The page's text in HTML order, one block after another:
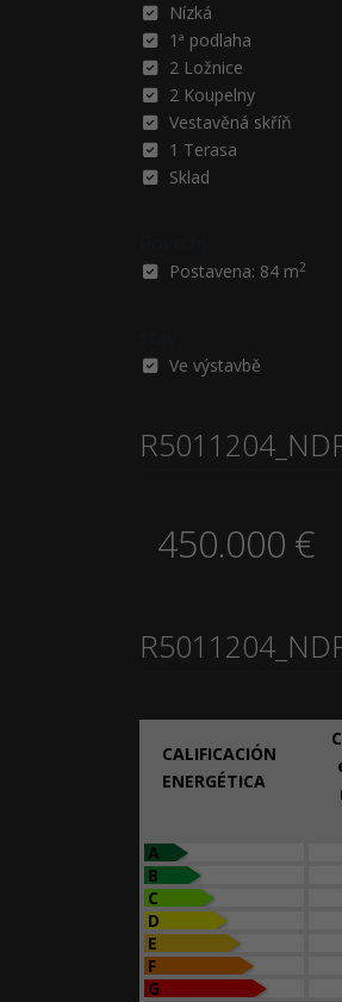
Nízká
1ª podlaha
2 Ložnice
2 Koupelny
Vestavěná skříň
1 Terasa
Sklad
Postavena: 84 m2
Ve výstavbě
450.000 €
CALIFICACIÓN
ENERGÉTICA
A
B
C
D
E
F
G